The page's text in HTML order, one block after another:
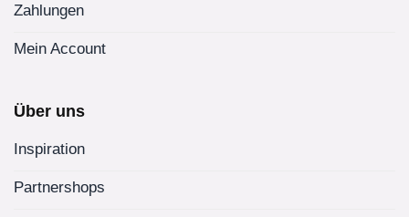
Zahlungen
Mein Account
Über uns
Inspiration
Partnershops